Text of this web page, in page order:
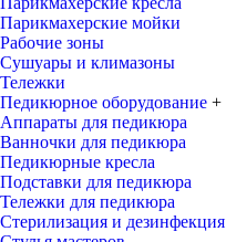
Парикмахерские мойки
Рабочие зоны
Сушуары и климазоны
Тележки
Педикюрное оборудование +
Аппараты для педикюра
Ванночки для педикюра
Педикюрные кресла
Подставки для педикюра
Тележки для педикюра
Стерилизация и дезинфекция